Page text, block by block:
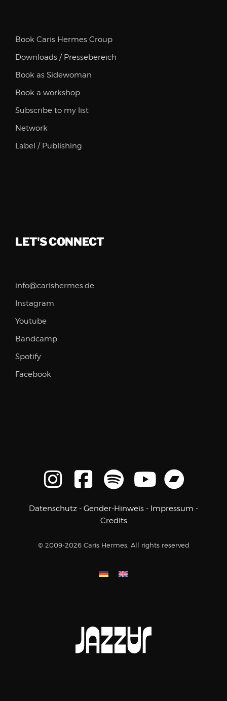
Book Caris Hermes Group
Downloads / Pressebereich
Book as Sidewoman
Book a workshop
Subscribe to my list
Network
Label / Publishing
LET'S CONNECT
info@carishermes.de
Instagram
Youtube
Bandcamp
Spotify
Facebook
Datenschutz - Gender-Hinweis - Impressum -
Credits
© 2009-2026 Caris Hermes, All rights reserved